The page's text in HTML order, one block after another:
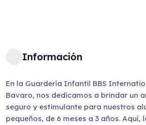
Información
En la Guardería Infantil BBS
Bavaro, nos dedicamos a brindar un
seguro y estimulante para nuestros
pequeños, de 6 meses a 3 años. Aquí,